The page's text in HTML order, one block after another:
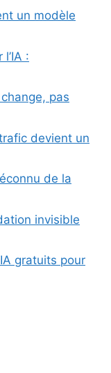
un modèle
:
pas
devient un
de la
invisible
gratuits pour